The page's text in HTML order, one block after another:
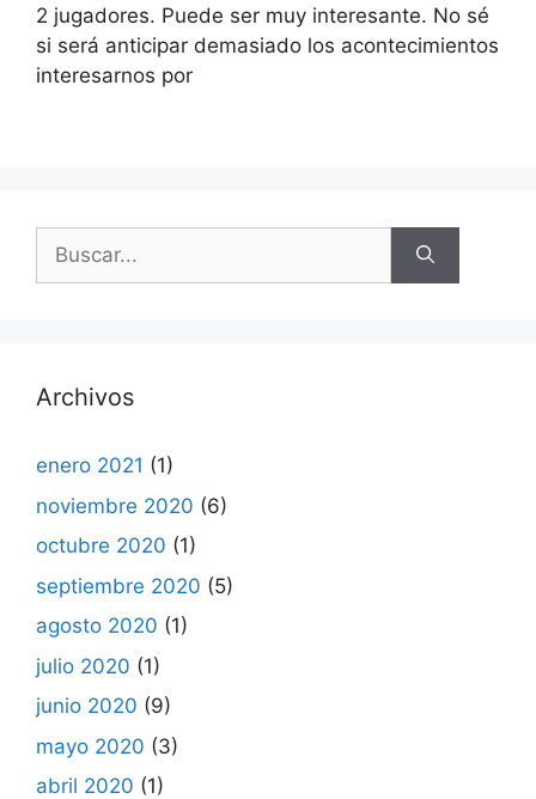
2 jugadores. Puede ser muy interesante. No sé
si será anticipar demasiado los acontecimientos
interesarnos por
Buscar:
Archivos
enero 2021 (1)
noviembre 2020 (6)
octubre 2020 (1)
septiembre 2020 (5)
agosto 2020 (1)
julio 2020 (1)
junio 2020 (9)
mayo 2020 (3)
abril 2020 (1)